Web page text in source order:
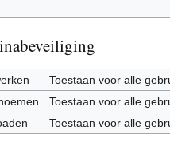
Toestaan voor alle
Toestaan voor alle
Toestaan voor alle